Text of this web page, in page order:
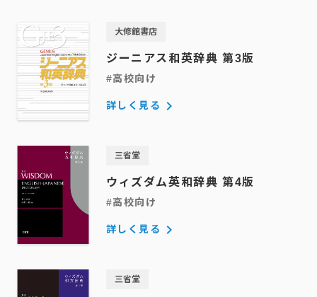
大修館書店
ジーニアス和英辞典 第3版
#高校向け
詳しく見る keyboard_arrow_right
三省堂
ウィズダム英和辞典 第4版
#高校向け
詳しく見る keyboard_arrow_right
三省堂